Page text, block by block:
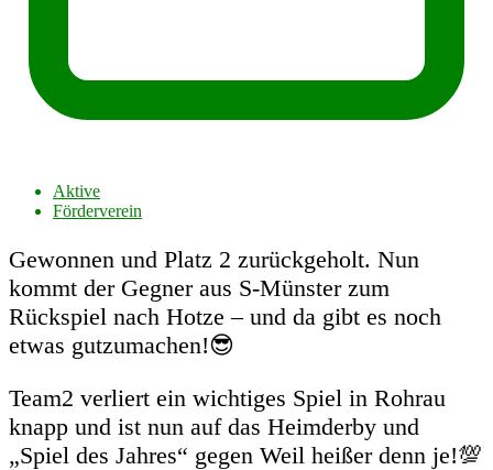
Aktive
Förderverein
Gewonnen und Platz 2 zurückgeholt. Nun
kommt der Gegner aus S-Münster zum
Rückspiel nach Hotze – und da gibt es noch
etwas gutzumachen!😎
Team2 verliert ein wichtiges Spiel in Rohrau
knapp und ist nun auf das Heimderby und
„Spiel des Jahres“ gegen Weil heißer denn je!💯